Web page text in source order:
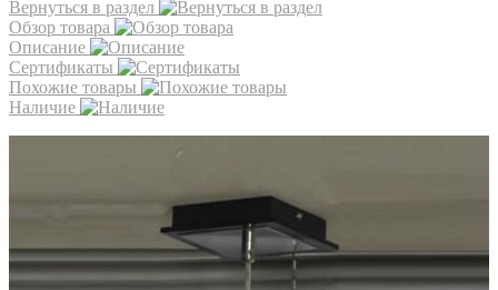
Вернуться в раздел
Обзор товара
Описание
Сертификаты
Похожие товары
Наличие